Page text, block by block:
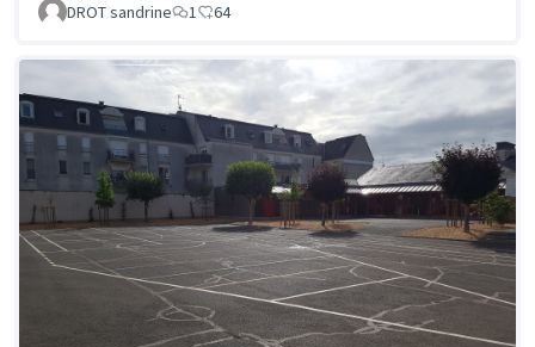
DROT sandrine 1 64